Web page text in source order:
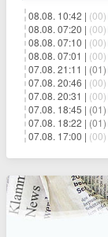
08.08. 10:42 | (00)
08.08. 07:20 | (00)
08.08. 07:10 | (00)
08.08. 07:01 | (00)
07.08. 21:11 | (01)
07.08. 20:46 | (00)
07.08. 20:31 | (00)
07.08. 18:45 | (01)
07.08. 18:22 | (01)
07.08. 17:00 | (00)